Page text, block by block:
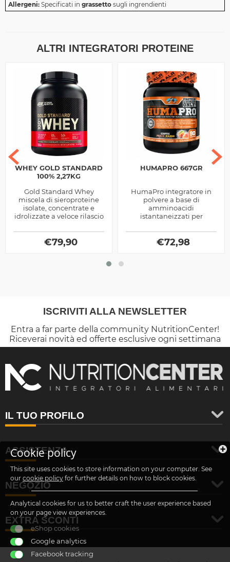
Allergeni: Specificati in grassetto sugli ingrendienti
ALTRI INTEGRATORI PROTEINE
WHEY GOLD STANDARD
100% 2,27KG
Gold Standard Whey
miscela di sieroproteine
isolate, concentrate e
idrolizzate a veloce rilascio
nel post allenamento,
prodotta...
€79,90
HUMAPRO 667GR
HumaPro integratore in
polvere a base di
amminoacidi
istantaneizzati per
muscolare prodotti dalla
Alri
€72,98
ISCRIVITI ALLA NEWSLETTER
Entra a far parte della community NutritionCenter!
Riceverai novità ed offerte esclusive ogni settimana
IL TUO PROFILO
ASSISTENZA
NEGOZIO
EXTRA SCONTI
Cookie policy
This site uses cookies to store information on your computer. See
our cookie policy for further details on how to block cookies.
Analytical cookies for us to better craft the user experience based
on your page view experiences.
eShop cookies
Google analytics
Facebook tracking